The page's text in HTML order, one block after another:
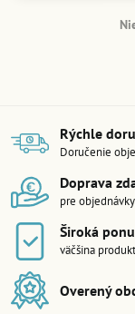
Rýchle
Doručenie
Doprava
pre
Široká
väčšina
Overený